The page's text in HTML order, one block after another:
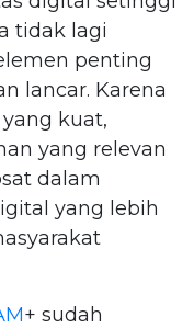
tidak lagi
penting
lancar. Karena
kuat,
yang relevan
dalam
yang lebih
+ sudah